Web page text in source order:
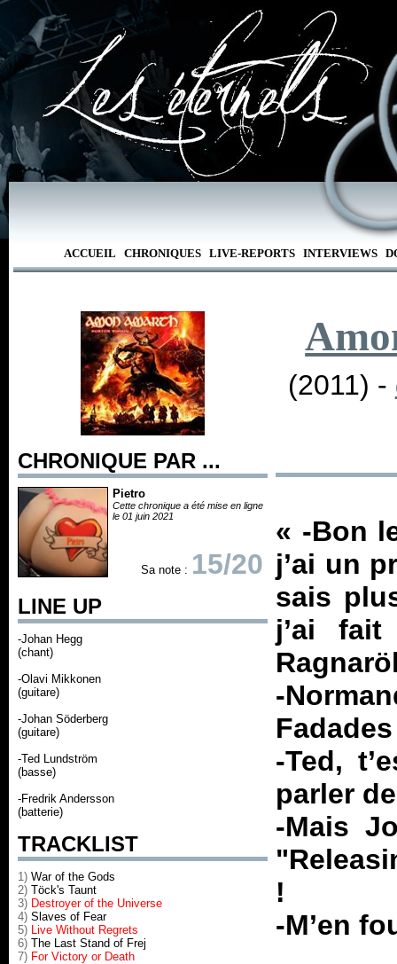
ACCUEIL CHRONIQUES LIVE-REPORTS INTERVIEWS
CHRONIQUE PAR ...
Pietro
Cette chronique a été mise en ligne
le 01 juin 2021
Sa note : 15/20
LINE UP
-Johan Hegg
(chant)
-Olavi Mikkonen
(guitare)
-Johan Söderberg
(guitare)
-Ted Lundström
(basse)
-Fredrik Andersson
(batterie)
TRACKLIST
1) War of the Gods
2) Töck's Taunt
3) Destroyer of the Universe
4) Slaves of Fear
5) Live Without Regrets
6) The Last Stand of Frej
7) For Victory or Death
(2011) -
« -Bon
j’ai un
sais
j’ai
-
-Ted,
parler
-Mais
!
-M’en